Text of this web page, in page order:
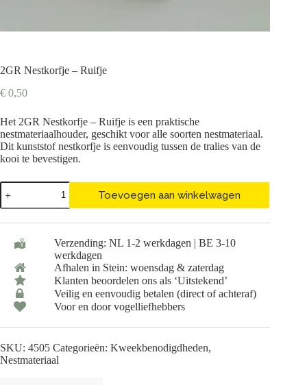
2GR Nestkorfje – Ruifje
€ 0,50
Het 2GR Nestkorfje – Ruifje is een praktische
nestmateriaalhouder, geschikt voor alle soorten nestmateriaal.
Dit kunststof nestkorfje is eenvoudig tussen de tralies van de
kooi te bevestigen.
2GR
Nestkorfje
-
Ruifje
Toevoegen aan winkelwagen
Verzending: NL 1-2 werkdagen | BE 3-10
werkdagen
Afhalen in Stein: woensdag & zaterdag
Klanten beoordelen ons als ‘Uitstekend’
Veilig en eenvoudig betalen (direct of achteraf)
Voor en door vogelliefhebbers
SKU: 4505 Categorieën: Kweekbenodigdheden,
Nestmateriaal